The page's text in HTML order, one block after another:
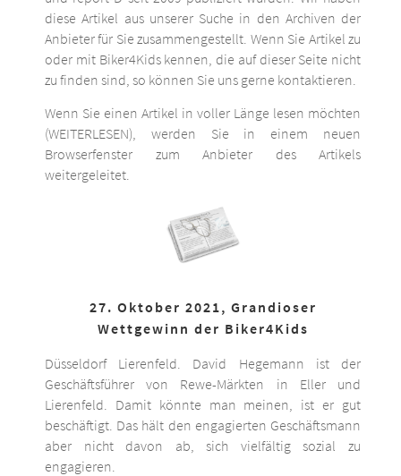
diese Artikel aus unserer Suche in den Archiven der
Anbieter für Sie zusammengestellt. Wenn Sie Artikel zu
oder mit Biker4Kids kennen, die auf dieser Seite nicht
zu finden sind, so können Sie uns gerne kontaktieren.
Wenn Sie einen Artikel in voller Länge lesen möchten
(WEITERLESEN), werden Sie in einem neuen
Browserfenster zum Anbieter des Artikels
weitergeleitet.
27. Oktober 2021, Grandioser
Wettgewinn der Biker4Kids
Düsseldorf Lierenfeld. David Hegemann ist der
Geschäftsführer von Rewe-Märkten in Eller und
Lierenfeld. Damit könnte man meinen, ist er gut
beschäftigt. Das hält den engagierten Geschäftsmann
aber nicht davon ab, sich vielfältig sozial zu
engagieren.